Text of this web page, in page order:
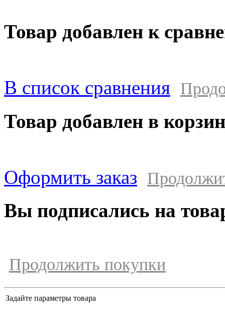
Товар добавлен к
В список сравнения
Товар добавлен в
Оформить заказ
Вы подписались на
Продолжить покупки
Задайте параметры товара